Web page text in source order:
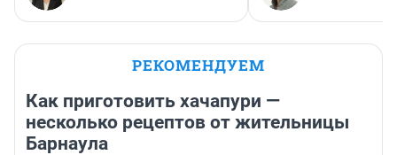
РЕКОМЕНДУЕМ
Как приготовить хачапури —
несколько рецептов от жительницы
Барнаула